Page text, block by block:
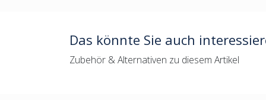
Das könnte Sie auch
Zubehör & Alternativen zu diesem Artikel